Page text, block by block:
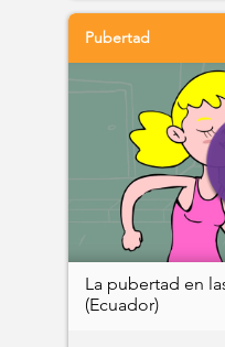
Pubertad
La pubertad en
(Ecuador)